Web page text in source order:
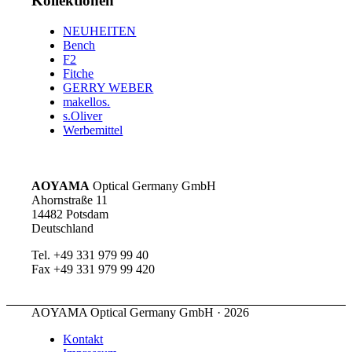
NEUHEITEN
Bench
F2
Fitche
GERRY WEBER
makellos.
s.Oliver
Werbemittel
AOYAMA Optical Germany GmbH
Ahornstraße 11
14482 Potsdam
Deutschland
Tel. +49 331 979 99 40
Fax +49 331 979 99 420
AOYAMA Optical Germany GmbH · 2026
Kontakt